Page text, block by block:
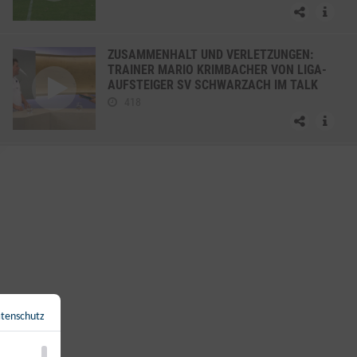
ZUSAMMENHALT UND VERLETZUNGEN:
TRAINER MARIO KRIMBACHER VON LIGA-
AUFSTEIGER SV SCHWARZACH IM TALK